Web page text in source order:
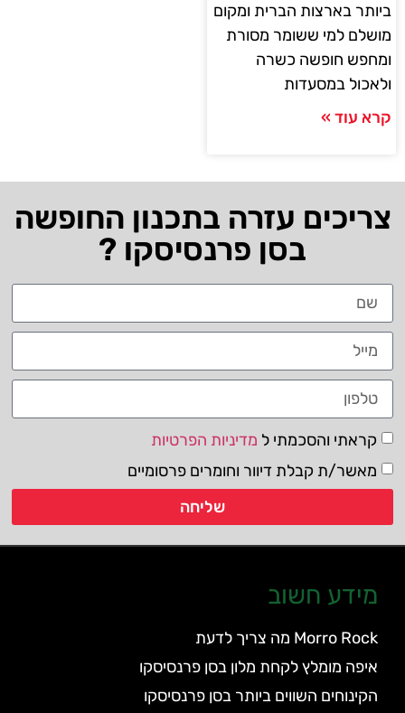
ביותר בארצות הברית ומקום
מושלם למי ששומר מסורת
ומחפש חופשה כשרה
ולאכול במסעדות
קרא עוד »
צריכים עזרה בתכנון החופשה
בסן פרנסיסקו ?
קראתי והסכמתי ל מדיניות הפרטיות
מאשר/ת קבלת דיוור וחומרים פרסומיים
שליחה
מידע חשוב
Morro Rock מה צריך לדעת
איפה מומלץ לקחת מלון בסן פרנסיסקו
הקינוחים השווים ביותר בסן פרנסיסקו